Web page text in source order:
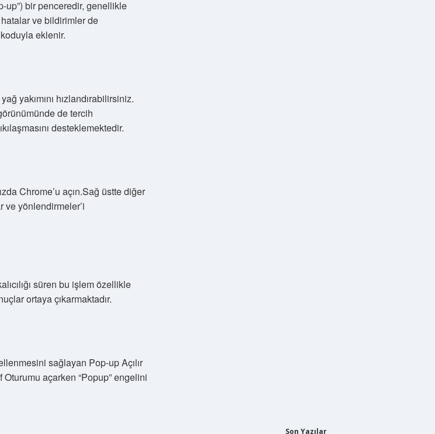
up”) bir penceredir, genellikle
ve bildirimler de
eklenir.
yakımını hızlandırabilirsiniz.
de tercih
desteklemektedir.
Chrome’u açın.Sağ üstte diğer
ve yönlendirmeler’i
süren bu işlem özellikle
ortaya çıkarmaktadır.
sağlayan Pop-up Açılır
açarken “Popup” engelini
Son Yazılar